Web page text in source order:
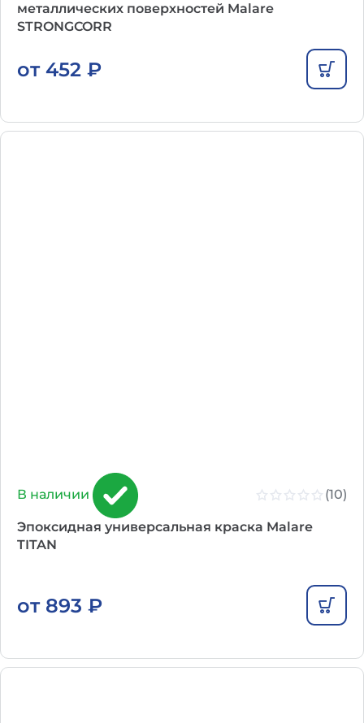
металлических поверхностей Malare
STRONGCORR
от 452 ₽
В наличии (10)
Эпоксидная универсальная краска Malare
TITAN
от 893 ₽